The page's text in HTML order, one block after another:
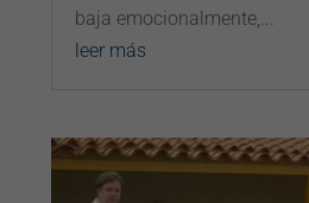
baja emocionalmente,...
leer más